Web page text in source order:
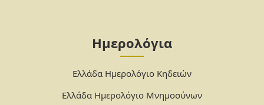
Ημερολόγια
Ελλάδα Ημερολόγιο Κηδειών
Ελλάδα Ημερολόγιο Μνημοσύνων